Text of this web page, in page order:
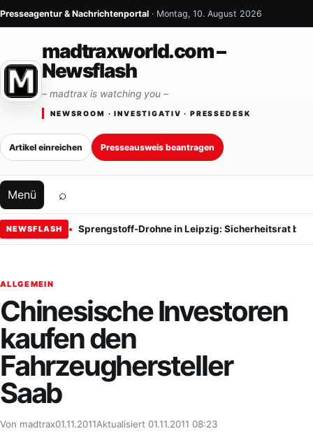
Zum Inhalt springen
Presseagentur & Nachrichtenportal · Montag, 10. August 2026
madtraxworld.com –
Newsflash
– madtrax is watching you –
NEWSROOM · INVESTIGATIV · PRESSEDESK
Artikel einreichen Presseausweis beantragen
Menü ⌕
NEWSFLASH Sprengstoff-Drohne in Leipzig: Sicherheitsrat
ALLGEMEIN
Chinesische Investoren
kaufen den
Fahrzeughersteller
Saab
Von madtrax01.11.2011Aktualisiert 01.11.2011 08:23